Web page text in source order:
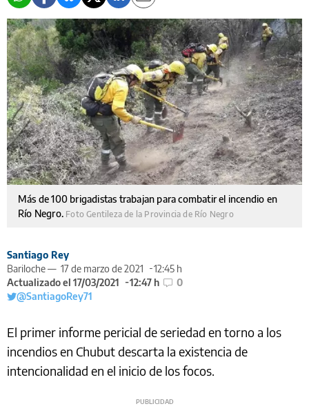
Más de 100 brigadistas trabajan para combatir el incendio en
Río Negro. Foto Gentileza de la Provincia de Río Negro
Santiago Rey
Bariloche — 17 de marzo de 2021
12:45 h
Actualizado el 17/03/2021
12:47 h
0
@SantiagoRey71
El primer informe pericial de seriedad en torno a los
incendios en Chubut descarta la existencia de
intencionalidad en el inicio de los focos.